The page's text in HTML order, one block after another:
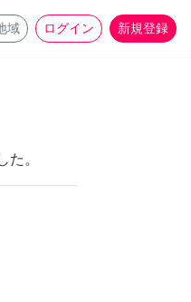
域 ログイン 新規登録
た。